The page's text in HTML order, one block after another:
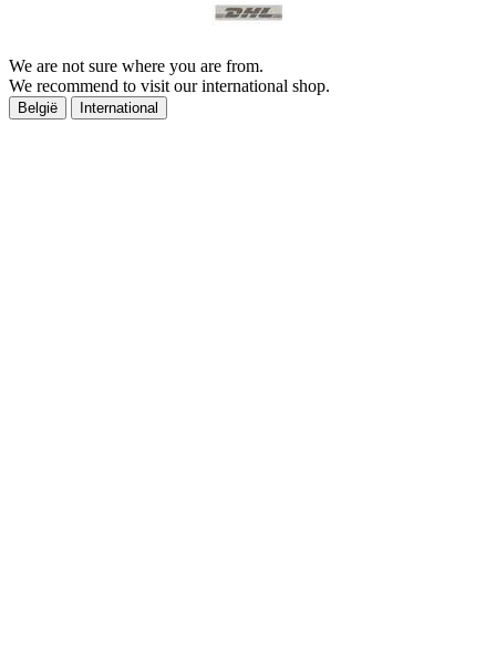
We are not sure where you are from.
We recommend to visit our international shop.
België International